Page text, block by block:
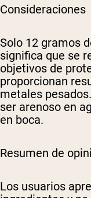
Consideraciones
Solo 12 gramos
significa que se
objetivos de
proporcionan
metales
ser arenoso en
en boca.
Resumen de
Los usuarios